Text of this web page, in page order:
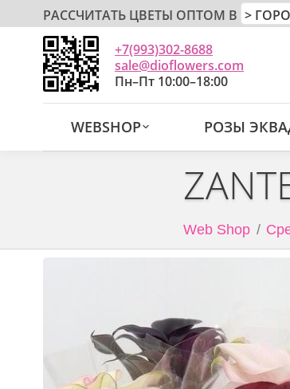
РАССЧИТАТЬ ЦВЕТЫ ОПТОМ В
+7(993)302-8688
sale@dioflowers.com
Пн–Пт 10:00–18:00
WEBSHOP РОЗЫ
Web Shop